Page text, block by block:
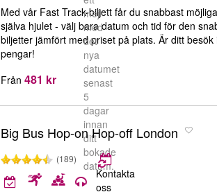
mejl
med
det
nya
datumet
senast
5
dagar
innan
ditt
bokade
datum.
Med vår Fast Track-biljett får du snabbast
själva hjulet - välj bara datum och tid för den
biljetter jämfört med priset på plats. Är ditt
pengar!
Från 481 kr
Big Bus Hop-on Hop-off London
(189)
Kontakta
oss